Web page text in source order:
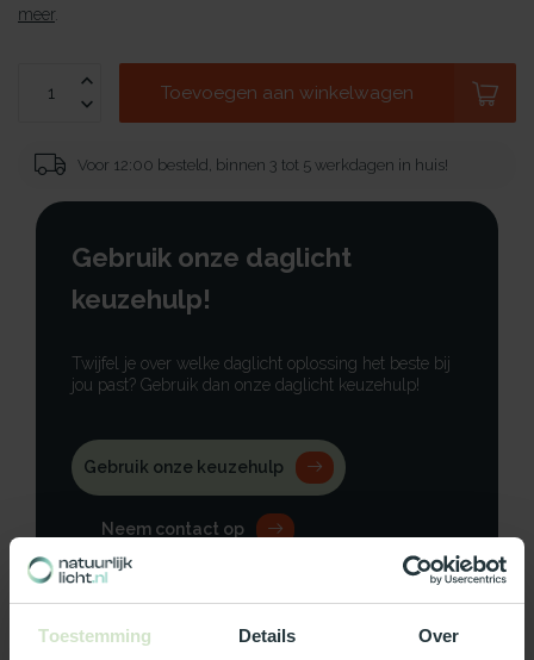
Toestemming Details Over
meer.
Toevoegen aan winkelwagen
Voor 12:00 besteld, binnen 3 tot 5 werkdagen in huis!
Gebruik onze daglicht
keuzehulp!
Twijfel je over welke daglicht oplossing het beste bij
jou past? Gebruik dan onze daglicht keuzehulp!
Gebruik onze keuzehulp
Neem contact op